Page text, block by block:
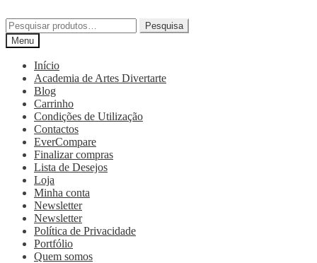
Pesquisa
Menu
Início
Academia de Artes Divertarte
Blog
Carrinho
Condições de Utilização
Contactos
EverCompare
Finalizar compras
Lista de Desejos
Loja
Minha conta
Newsletter
Newsletter
Política de Privacidade
Portfólio
Quem somos